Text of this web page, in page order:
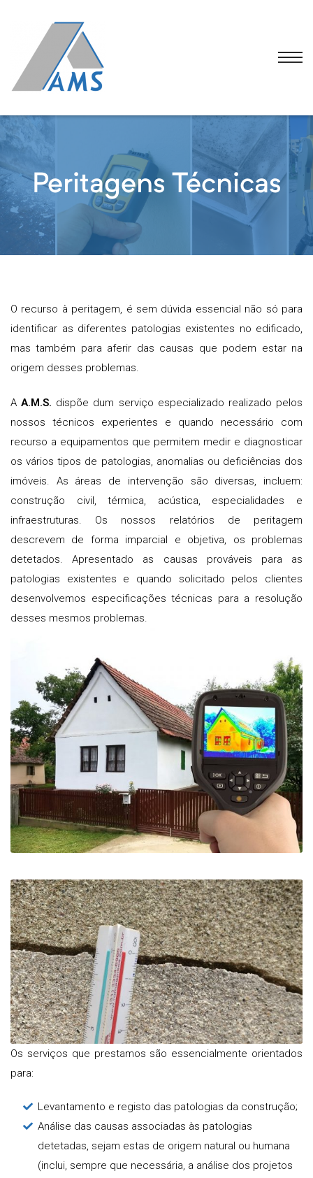
Peritagens Técnicas
O recurso à peritagem, é sem dúvida essencial não só para
identificar as diferentes patologias existentes no edificado,
mas também para aferir das causas que podem estar na
origem desses problemas.
AA.M.S. dispõe dum serviço especializado realizado pelos
nossos técnicos experientes e quando necessário com
recurso a equipamentos que permitem medir e diagnosticar
os vários tipos de patologias, anomalias ou deficiências dos
imóveis. As áreas de intervenção são diversas, incluem:
construção civil, térmica, acústica, especialidades e
infraestruturas. Os nossos relatórios de peritagem
descrevem de forma imparcial e objetiva, os problemas
detetados. Apresentado as causas prováveis para as
patologias existentes e quando solicitado pelos clientes
desenvolvemos especificações técnicas para a resolução
desses mesmos problemas.
Os serviços que prestamos são essencialmente orientados
para:
Levantamento e registo das patologias da construção;
Análise das causas associadas às patologias
detetadas, sejam estas de origem natural ou humana
(inclui, sempre que necessária, a análise dos projetos